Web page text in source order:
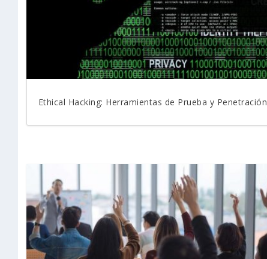
Ethical Hacking: Herramientas de Prueba y Penetración